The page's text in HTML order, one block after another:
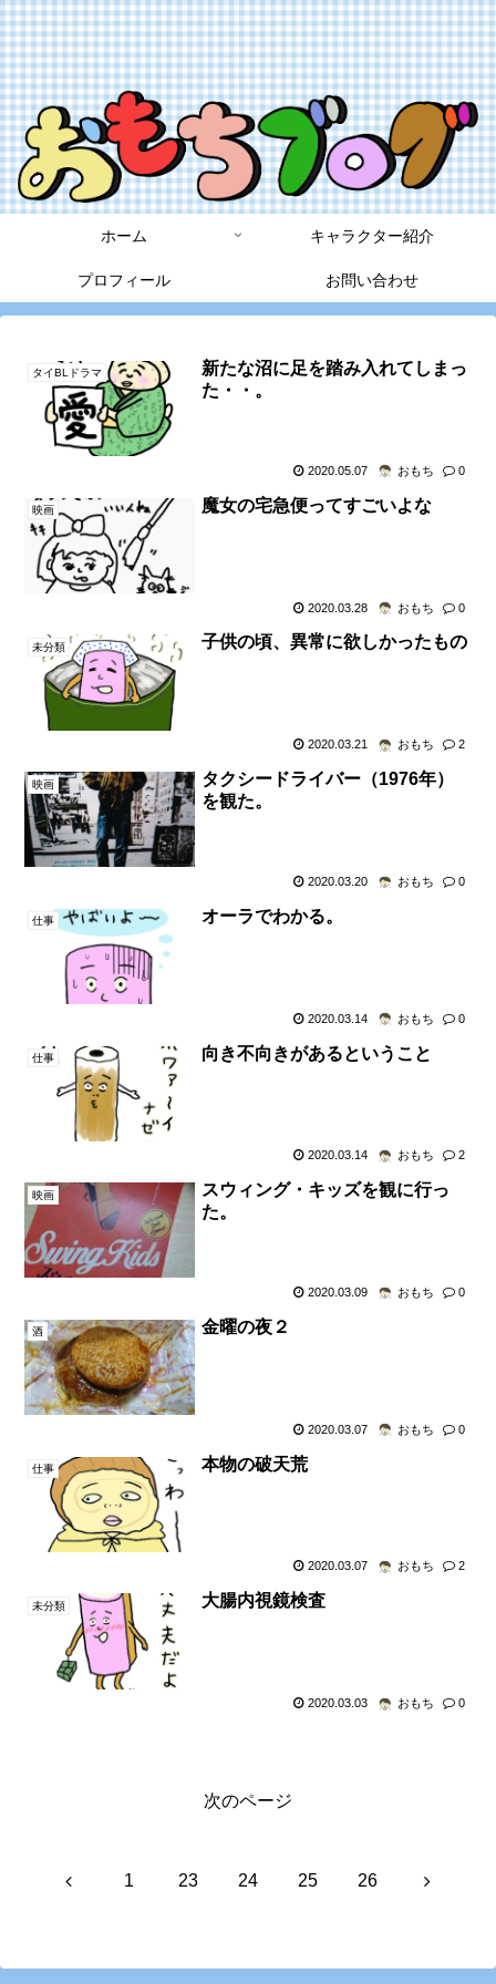
ホーム キャラクター紹介
プロフィール お問い合わせ
タイBLドラマ
新たな沼に足を踏み入れてしまっ
た・・。
2020.05.07 おもち 0
映画 魔女の宅急便ってすごいよな
2020.03.28 おもち 0
未分類 子供の頃、異常に欲しかったもの
2020.03.21 おもち 2
映画
タクシードライバー（1976年）
を観た。
2020.03.20 おもち 0
仕事 オーラでわかる。
2020.03.14 おもち 0
仕事 向き不向きがあるということ
2020.03.14 おもち 2
映画
スウィング・キッズを観に行っ
た。
2020.03.09 おもち 0
酒 金曜の夜２
2020.03.07 おもち 0
仕事 本物の破天荒
2020.03.07 おもち 2
未分類 大腸内視鏡検査
2020.03.03 おもち 0
次のページ
前 1 23 24 25 26 次